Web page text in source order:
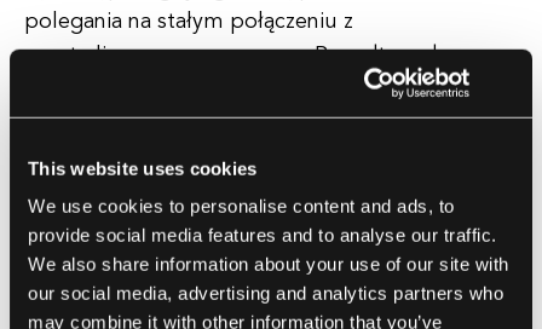
This website uses cookies
We use cookies to personalise content and ads, to
provide social media features and to analyse our traffic.
We also share information about your use of our site with
our social media, advertising and analytics partners who
may combine it with other information that you’ve
polegania na stałym połączeniu z
scentralizowanym serwerem. Ponadto, edge
computing może pomóc świadczeniodawcom w
radzeniu sobie z wyzwaniami związanymi z
prywatnością danych i bezpieczeństwem.
Przechowując wrażliwe dane pacjentów na
miejscu i minimalizując potrzebę przesyłania
informacji przez internet, edge computing może